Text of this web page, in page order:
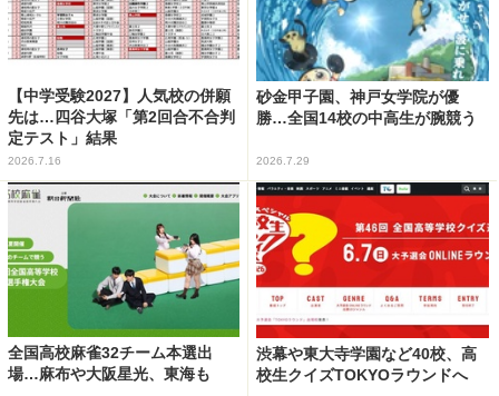
【中学受験2027】人気校の併願
先は…四谷大塚「第2回合不合判
定テスト」結果
2026.7.16
砂金甲子園、神戸女学院が優
勝…全国14校の中高生が腕競う
2026.7.29
全国高校麻雀32チーム本選出
場…麻布や大阪星光、東海も
渋幕や東大寺学園など40校、高
校生クイズTOKYOラウンドへ